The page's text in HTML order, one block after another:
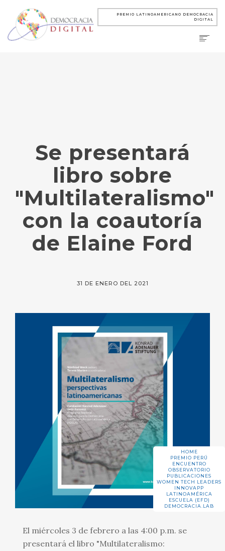
PREMIO LATINOAMERICANO DEMOCRACIA
DIGITAL
HOME
PREMIO PERÚ
ENCUENTRO
OBSERVATORIO
PUBLICACIONES
WOMEN TECH LEADERS
INNOVAPP
LATINOAMÉRICA
ESCUELA (EFD)
DEMOCRACIA.LAB
Se presentará
libro sobre
"Multilateralismo"
con la coautoría
de Elaine Ford
31 DE ENERO DEL 2021
El miércoles 3 de febrero a las 4:00 p.m. se
presentará el libro "Multilateralismo: